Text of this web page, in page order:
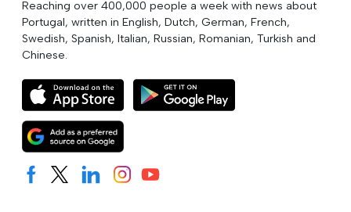
Reaching over 400,000 people a week with news about
Portugal, written in English, Dutch, German, French,
Swedish, Spanish, Italian, Russian, Romanian, Turkish and
Chinese.